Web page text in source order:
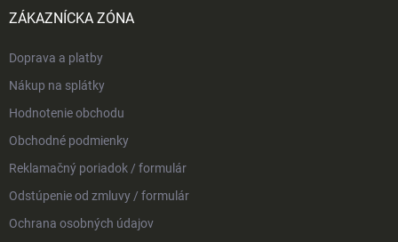
ZÁKAZNÍCKA ZÓNA
Doprava a platby
Nákup na splátky
Hodnotenie obchodu
Obchodné podmienky
Reklamačný poriadok / formulár
Odstúpenie od zmluvy / formulár
Ochrana osobných údajov